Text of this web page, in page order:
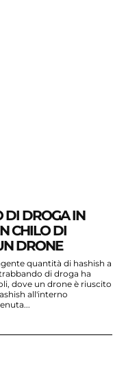
DI DROGA IN
CHILO DI
DRONE
quantità di hashish a
di droga ha
dove un drone è riuscito
all'interno